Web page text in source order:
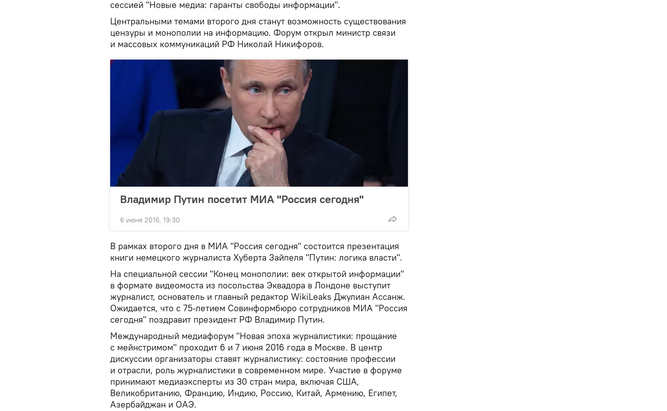
сессией "Новые медиа: гаранты свободы информации".
Центральными темами второго дня станут возможность существования
цензуры и монополии на информацию. Форум открыл министр связи
и массовых коммуникаций РФ Николай Никифоров.
Владимир Путин посетит МИА "Россия сегодня"
6 июня 2016, 19:30
В рамках второго дня в МИА "Россия сегодня" состоится презентация
книги немецкого журналиста Хуберта Зайпеля "Путин: логика власти".
На специальной сессии "Конец монополии: век открытой информации"
в формате видеомоста из посольства Эквадора в Лондоне выступит
журналист, основатель и главный редактор WikiLeaks Джулиан Ассанж.
Ожидается, что с 75-летием Совинформбюро сотрудников МИА "Россия
сегодня" поздравит президент РФ Владимир Путин.
Международный медиафорум "Новая эпоха журналистики: прощание
с мейнстримом" проходит 6 и 7 июня 2016 года в Москве. В центр
дискуссии организаторы ставят журналистику: состояние профессии
и отрасли, роль журналистики в современном мире. Участие в форуме
принимают медиаэксперты из 30 стран мира, включая США,
Великобританию, Францию, Индию, Россию, Китай, Армению, Египет,
Азербайджан и ОАЭ.